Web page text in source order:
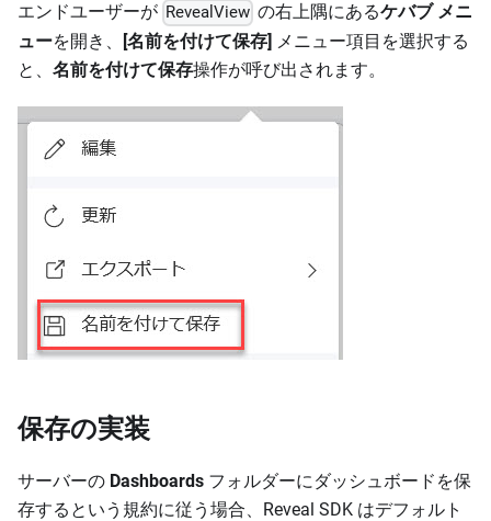
エンドユーザーが RevealView の右上隅にあるケバブ メニ
ューを開き、 [名前を付けて保存] メニュー項目を選択する
と、 名前を付けて保存操作が呼び出されます。
保存の実装
サーバーの Dashboards フォルダーにダッシュボードを保
存するという規約に従う場合、Reveal SDK はデフォルト